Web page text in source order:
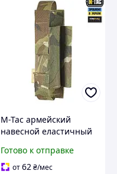
M-Tac армейский
навесной еластичный
для турникета на Molle
Gen.III Multicam
Готово к отправке
от62 ₴/мес